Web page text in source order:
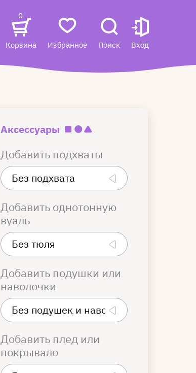
0
Корзина Избранное Поиск Вход
Аксессуары
Добавить подхваты
Добавить однотонную
вуаль
Добавить подушки или
наволочки
Добавить плед или
покрывало